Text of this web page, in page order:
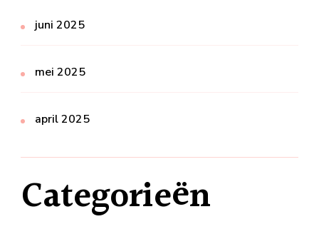
juni 2025
mei 2025
april 2025
Categorieën